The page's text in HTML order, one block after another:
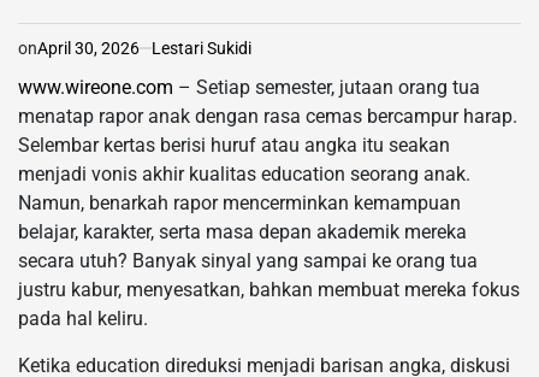
onApril 30, 2026 Lestari Sukidi
www.wireone.com – Setiap semester, jutaan orang tua
menatap rapor anak dengan rasa cemas bercampur harap.
Selembar kertas berisi huruf atau angka itu seakan
menjadi vonis akhir kualitas education seorang anak.
Namun, benarkah rapor mencerminkan kemampuan
belajar, karakter, serta masa depan akademik mereka
secara utuh? Banyak sinyal yang sampai ke orang tua
justru kabur, menyesatkan, bahkan membuat mereka fokus
pada hal keliru.
Ketika education direduksi menjadi barisan angka, diskusi